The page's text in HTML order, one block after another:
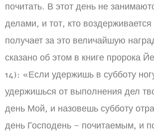
почитать. В этот день не
делами, и тот, кто воздерживается
получает за это величайшую
сказано об этом в книге пророка
14): «Если удержишь в субботу
удержишься от выполнения дел
день Мой, и назовешь субботу
день Господень – почитаемым, и